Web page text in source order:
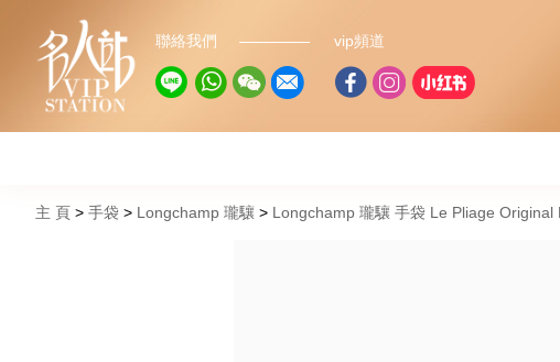
聯絡我們 vip頻道
主 頁 手袋 Longchamp 瓏驤 Longchamp 瓏驤 手袋 Le Pliage